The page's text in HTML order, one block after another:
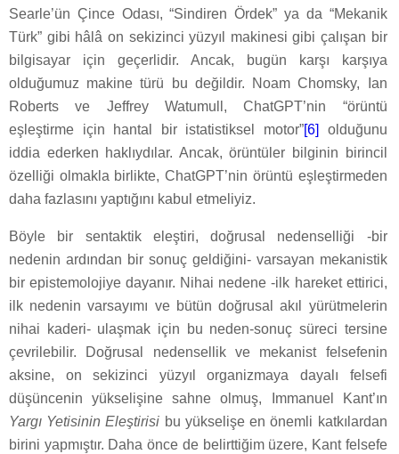
Searle’ün Çince Odası, “Sindiren Ördek” ya da “Mekanik
Türk” gibi hâlâ on sekizinci yüzyıl makinesi gibi çalışan bir
bilgisayar için geçerlidir. Ancak, bugün karşı karşıya
olduğumuz makine türü bu değildir. Noam Chomsky, Ian
Roberts ve Jeffrey Watumull, ChatGPT’nin “örüntü
eşleştirme için hantal bir istatistiksel motor”[6]
olduğunu
iddia ederken haklıydılar. Ancak, örüntüler bilginin birincil
özelliği olmakla birlikte, ChatGPT’nin örüntü eşleştirmeden
daha fazlasını yaptığını kabul etmeliyiz.
Böyle bir sentaktik eleştiri, doğrusal nedenselliği -bir
nedenin ardından bir sonuç geldiğini- varsayan mekanistik
bir epistemolojiye dayanır. Nihai nedene -ilk hareket ettirici,
ilk nedenin varsayımı ve bütün doğrusal akıl yürütmelerin
nihai kaderi- ulaşmak için bu neden-sonuç süreci tersine
çevrilebilir. Doğrusal nedensellik ve mekanist felsefenin
aksine, on sekizinci yüzyıl organizmaya dayalı felsefi
düşüncenin yükselişine sahne olmuş, Immanuel Kant’ın
Yargı Yetisinin Eleştirisi bu yükselişe en önemli katkılardan
birini yapmıştır. Daha önce de belirttiğim üzere, Kant felsefe